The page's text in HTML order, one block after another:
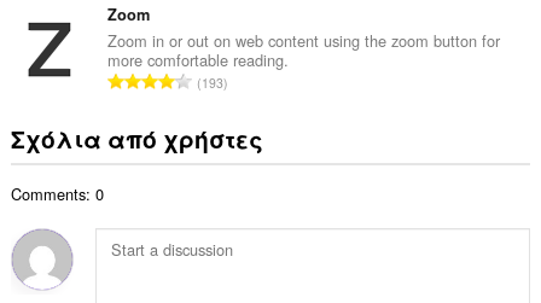
ω
ν
:
ο
γ
ή
ε
ω
θ
μ
ο
ο
γ
ε
ο
λ
ο
α
θ
λ
ο
Zoom
Zoom in or out on web content using the zoom button for
more comfortable reading.
Σ
ο
β
α
193
Σχόλια από χρήστες
Comments: 0